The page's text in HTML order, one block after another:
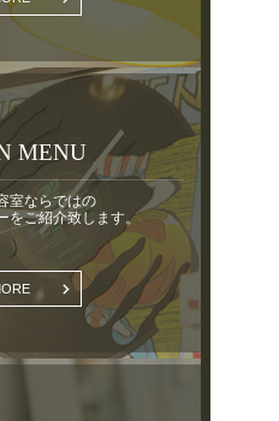
MENU
室ならではの
をご紹介致します。